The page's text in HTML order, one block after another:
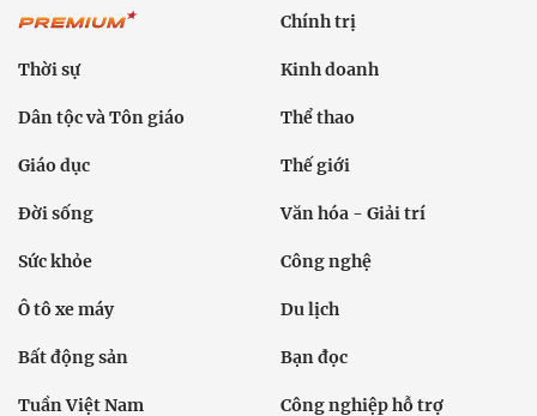
Chính trị
Thời sự Kinh doanh
Dân tộc và Tôn giáo Thể thao
Giáo dục Thế giới
Đời sống Văn hóa - Giải trí
Sức khỏe Công nghệ
Ô tô xe máy Du lịch
Bất động sản Bạn đọc
Tuần Việt Nam Công nghiệp hỗ trợ